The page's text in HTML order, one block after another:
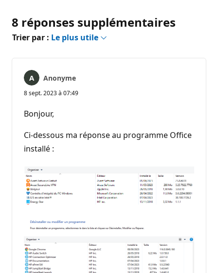
8 réponses supplémentaires
Trier par : Le plus utile
Anonyme
8 sept. 2023 à 07:49
Bonjour,
Ci-dessous ma réponse au programme Office
installé :